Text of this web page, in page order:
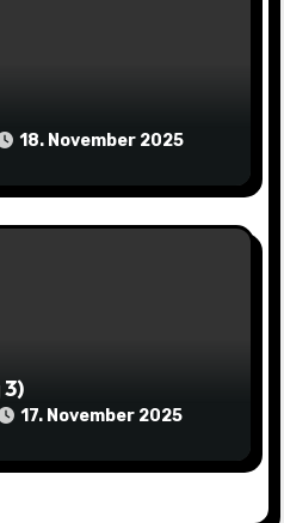
18. November 2025
17. November 2025